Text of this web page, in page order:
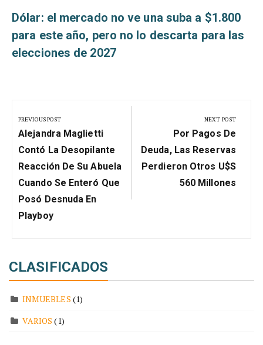
Dólar: el mercado no ve una suba a $1.800
para este año, pero no lo descarta para las
elecciones de 2027
de
entradas
PREVIOUS POST
Previous
Post:
Alejandra Maglietti
Contó La Desopilante
Reacción De Su Abuela
Cuando Se Enteró Que
Posó Desnuda En
Playboy
NEXT POST
Next
Post:
Por Pagos De
Deuda, Las Reservas
Perdieron Otros U$s
560 Millones
CLASIFICADOS
INMUEBLES (1)
VARIOS (1)